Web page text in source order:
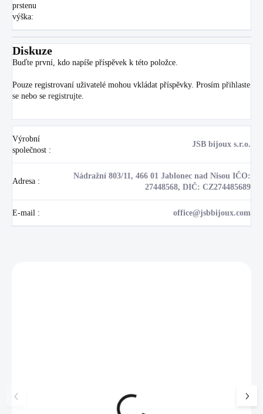
prstenu
výška:
Diskuze
Buďte první, kdo napíše příspěvek k této položce.
Pouze registrovaní uživatelé mohou vkládat příspěvky. Prosím přihlaste
se nebo se registrujte
Výrobní
společnost :
JSB bijoux s.r.o.
Adresa :
Nádražní 803/11, 466 01 Jablonec nad Nisou IČO:
27448568, DIČ: CZ274485689
E-mail : office@jsbbijoux.com